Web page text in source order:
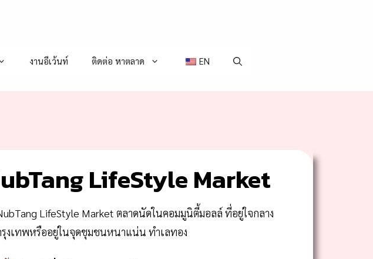
งานอีเว้นท์ ติดต่อ หาตลาด EN
LifeStyle Market
LifeStyle Market ตลาดนัดในคอมมูนิตี้มอลล์ ที่อยู่ใจกลาง
รุงเทพหรืออยู่ในจุดชุมชนหนาแน่น ทำเลทอง